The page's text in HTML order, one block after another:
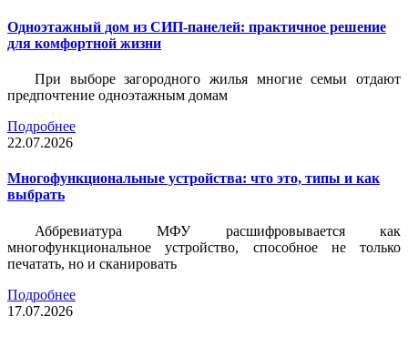
Одноэтажный дом из СИП-панелей: практичное решение
для комфортной жизни
При выборе загородного жилья многие семьи отдают
предпочтение одноэтажным домам
Подробнее
22.07.2026
Многофункциональные устройства: что это, типы и как
выбрать
Аббревиатура МФУ расшифровывается как
многофункциональное устройство, способное не только
печатать, но и сканировать
Подробнее
17.07.2026